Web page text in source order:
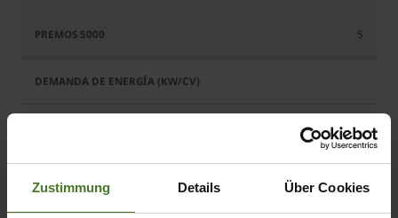
Zustimmung Details Über Cookies
5
257 / 350
Cosechadora de uso móvil y